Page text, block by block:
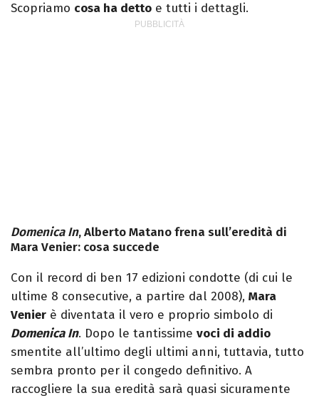
Scopriamo cosa ha detto e tutti i dettagli.
Domenica In, Alberto Matano frena sull’eredità di
Mara Venier: cosa succede
Con il record di ben 17 edizioni condotte (di cui le
ultime 8 consecutive, a partire dal 2008), Mara
Venier è diventata il vero e proprio simbolo di
Domenica In. Dopo le tantissime voci di addio
smentite all’ultimo degli ultimi anni, tuttavia, tutto
sembra pronto per il congedo definitivo. A
raccogliere la sua eredità sarà quasi sicuramente